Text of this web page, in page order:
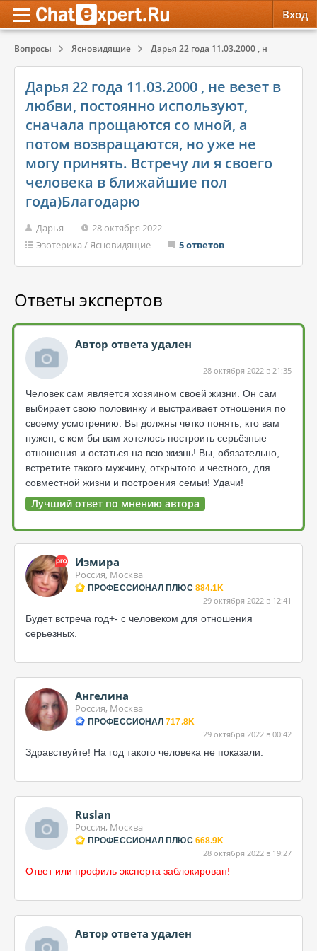
Вход
Вопросы Ясновидящие Дарья 22 года 11.03.2000 , не везет в
Дарья 22 года 11.03.2000 , не везет в
любви, постоянно используют,
сначала прощаются со мной, а
потом возвращаются, но уже не
могу принять. Встречу ли я своего
человека в ближайшие пол
года)Благодарю
Дарья
28 октября 2022
Эзотерика /Ясновидящие 5 ответов
Ответы экспертов
Автор ответа удален
28 октября 2022 в 21:35
Человек сам является хозяином своей жизни. Он сам
выбирает свою половинку и выстраивает отношения по
своему усмотрению. Вы должны четко понять, кто вам
нужен, с кем бы вам хотелось построить серьёзные
отношения и остаться на всю жизнь! Вы, обязательно,
встретите такого мужчину, открытого и честного, для
совместной жизни и построения семьи! Удачи!
Лучший ответ по мнению автора
Измира
Россия, Москва
ПРОФЕССИОНАЛ ПЛЮС 884.1K
29 октября 2022 в 12:41
Будет встреча год+- с человеком для отношения
серьезных.
Ангелина
Россия, Москва
ПРОФЕССИОНАЛ 717.8K
29 октября 2022 в 00:42
Здравствуйте! На год такого человека не показали.
Ruslan
Россия, Москва
ПРОФЕССИОНАЛ ПЛЮС 668.9K
28 октября 2022 в 19:27
Ответ или профиль эксперта заблокирован!
Автор ответа удален
Психология
Эзотерика
Красота, Здоровье
Психология
Эзотерика
Красота, Здоровье
Обратная связь
Служба поддержки
Правила сервиса